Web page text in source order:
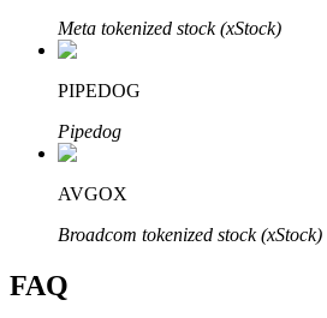
Bitrue Affiliates
Upp till 65% provision!
Meta tokenized stock (xStock)
PIPEDOG
Pipedog
AVGOX
Broadcom tokenized stock (xStock)
FAQ